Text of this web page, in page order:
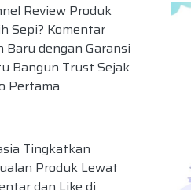
Review Produk
Sepi? Komentar
Baru dengan Garansi
Bangun Trust Sejak
Pertama
Tingkatkan
Produk Lewat